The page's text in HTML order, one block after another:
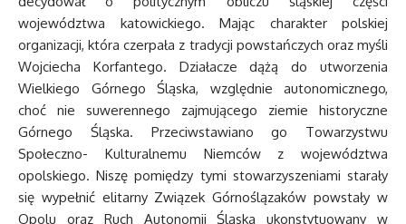
województwa katowickiego. Mając charakter polskiej
organizacji, która czerpała z tradycji powstańczych oraz myśli
Wojciecha Korfantego. Działacze dążą do utworzenia
Wielkiego Górnego Śląska, względnie autonomicznego,
choć nie suwerennego zajmującego ziemie historyczne
Górnego Śląska. Przeciwstawiano go Towarzystwu
Społeczno- Kulturalnemu Niemców z województwa
opolskiego. Niszę pomiędzy tymi stowarzyszeniami starały
się wypełnić elitarny Związek Górnoślązaków powstały w
Opolu oraz Ruch Autonomii Śląska ukonstytuowany w